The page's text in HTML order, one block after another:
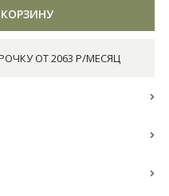
ОТ 2063 Р/МЕСЯЦ